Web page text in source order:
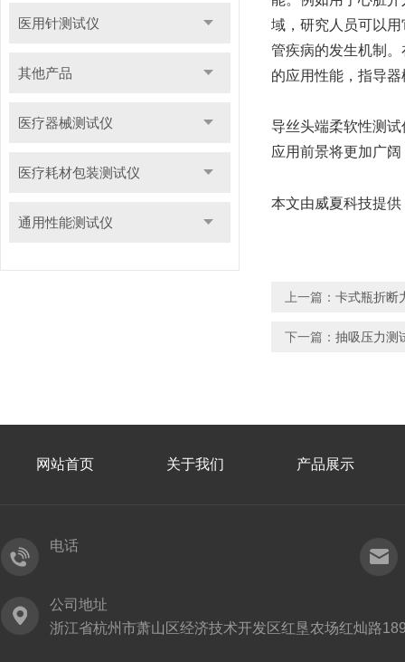
医用针测试仪
其他产品
医疗器械测试仪
医疗耗材包装测试仪
通用性能测试仪
域，研究人员可以
管疾病的发生机制
的应用性能，指导
导丝头端柔软性测
应用前景将更加广
本文由威夏科技提供
上一篇： 卡式瓶折断
下一篇： 抽吸压力测
网站首页 关于我们 产品展示
电话
公司地址
浙江省杭州市萧山区经济技术开发区红垦农场红灿路